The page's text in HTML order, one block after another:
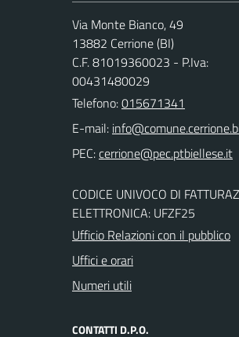
Via Monte Bianco, 49
13882 Cerrione (BI)
C.F. 81019360023 - P.Iva:
00431480029
Telefono:015671341
E-mail:
PEC:
CODICE UNIVOCO DI
ELETTRONICA: UFZF25
Ufficio Relazioni con il pubblico
Uffici e orari
Numeri utili
CONTATTI D.P.O.